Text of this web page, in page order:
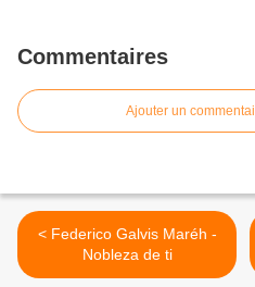
Commentaires
Ajouter un
< Federico Galvis Maréh -
Nobleza de ti